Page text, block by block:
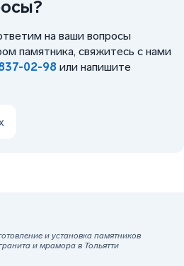
на ваши вопросы
памятника, свяжитесь с нами
02-98 или напишите
и установка памятников
и мрамора в Тольятти